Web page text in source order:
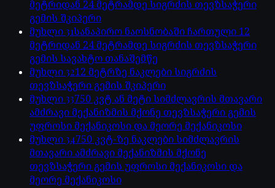
მეტრიდან 24 მეტრამდე სიგრძის თევზსაჭერი
გემის შკიპერი
მუხლი31სანაპირო ნაოსნობაში ჩართული 12
მეტრიდან 24 მეტრამდე სიგრძის თევზსაჭერი
გემის სავახტო თანაშემწე
მუხლი3212 მეტრზე ნაკლები სიგრძის
თევზსაჭერი გემის შკიპერი
მუხლი33750 კვტ ან მეტი სიმძლავრის მთავარი
ამძრავი მექანიზმის მქონე თევზსაჭერი გემის
უფროსი მექანიკოსი და მეორე მექანიკოსი
მუხლი34750 კვტ-ზე ნაკლები სიმძლავრის
მთავარი ამძრავი მექანიზმის მქონე
თევზსაჭერი გემის უფროსი მექანიკოსი და
მეორე მექანიკოსი